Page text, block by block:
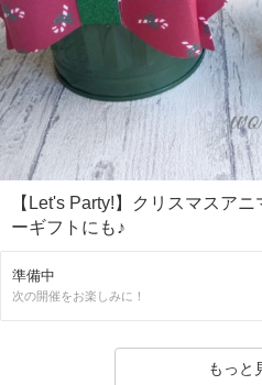
【Let's Party!】クリスマスア
ーギフトにも♪
準備中
次の開催をお楽しみに！
もっと